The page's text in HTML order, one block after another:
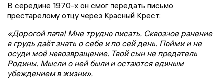
В середине 1970-х он смог передать письмо
престарелому отцу через Красный Крест:
«Дорогой папа! Мне трудно писать. Сквозное ранение
в грудь даёт знать о себе и по сей день. Пойми и не
осуди моё невозвращение. Твой сын не предатель
Родины. Мысли о ней были и остаются единым
убеждением в жизни».